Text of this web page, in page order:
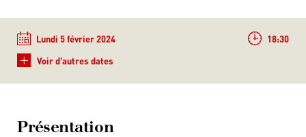
Lundi 5 février 2024 18:30
+ Voir d'autres dates
Présentation